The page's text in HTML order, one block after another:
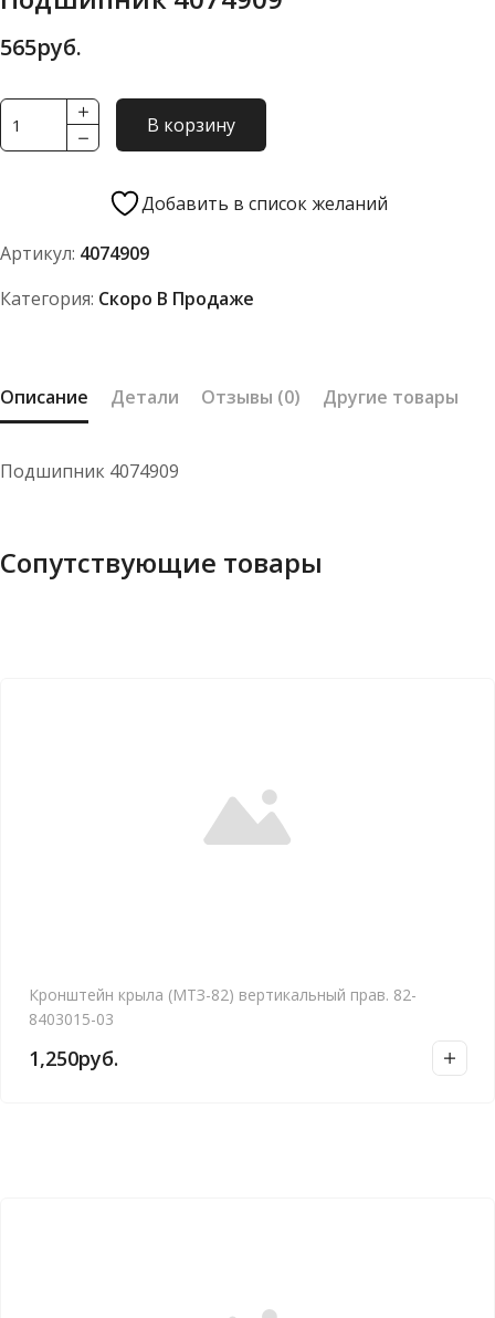
565руб.
Количество
товара
В корзину
Добавить в список желаний
Артикул: 4074909
Категория: Скоро В Продаже
Описание Детали Отзывы (0) Другие товары
Подшипник 4074909
Сопутствующие товары
Кронштейн крыла (МТЗ-82) вертикальный прав. 82-
8403015-03
1,250руб.